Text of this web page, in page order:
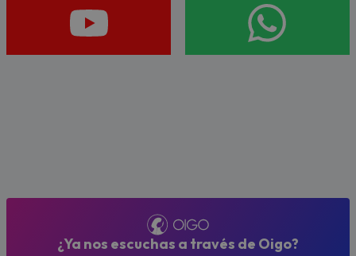
¿Ya nos escuchas a través de Oigo?